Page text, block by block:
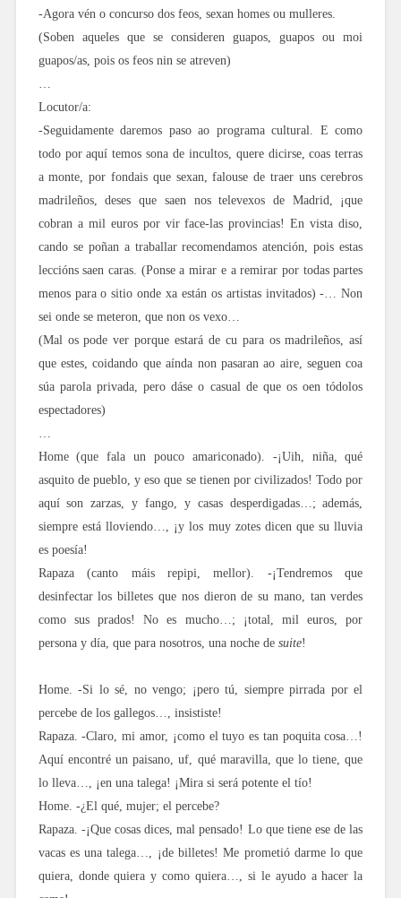
-Agora vén o concurso dos feos, sexan homes ou mulleres.
(Soben aqueles que se consideren guapos, guapos ou moi
guapos/as, pois os feos nin se atreven)
…
Locutor/a:
-Seguidamente daremos paso ao programa cultural. E como
todo por aquí temos sona de incultos, quere dicirse, coas terras
a monte, por fondais que sexan, falouse de traer uns cerebros
madrileños, deses que saen nos televexos de Madrid, ¡que
cobran a mil euros por vir face-las provincias! En vista diso,
cando se poñan a traballar recomendamos atención, pois estas
leccións saen caras. (Ponse a mirar e a remirar por todas partes
menos para o sitio onde xa están os artistas invitados) -… Non
sei onde se meteron, que non os vexo…
(Mal os pode ver porque estará de cu para os madrileños, así
que estes, coidando que aínda non pasaran ao aire, seguen coa
súa parola privada, pero dáse o casual de que os oen tódolos
espectadores)
…
Home (que fala un pouco amariconado). -¡Uih, niña, qué
asquito de pueblo, y eso que se tienen por civilizados! Todo por
aquí son zarzas, y fango, y casas desperdigadas…; además,
siempre está lloviendo…, ¡y los muy zotes dicen que su lluvia
es poesía!
Rapaza (canto máis repipi, mellor). -¡Tendremos que
desinfectar los billetes que nos dieron de su mano, tan verdes
como sus prados! No es mucho…; ¡total, mil euros, por
persona y día, que para nosotros, una noche de suite!
Home. -Si lo sé, no vengo; ¡pero tú, siempre pirrada por el
percebe de los gallegos…, insististe!
Rapaza. -Claro, mi amor, ¡como el tuyo es tan poquita cosa…!
Aquí encontré un paisano, uf, qué maravilla, que lo tiene, que
lo lleva…, ¡en una talega! ¡Mira si será potente el tío!
Home. -¿El qué, mujer; el percebe?
Rapaza. -¡Que cosas dices, mal pensado! Lo que tiene ese de las
vacas es una talega…, ¡de billetes! Me prometió darme lo que
quiera, donde quiera y como quiera…, si le ayudo a hacer la